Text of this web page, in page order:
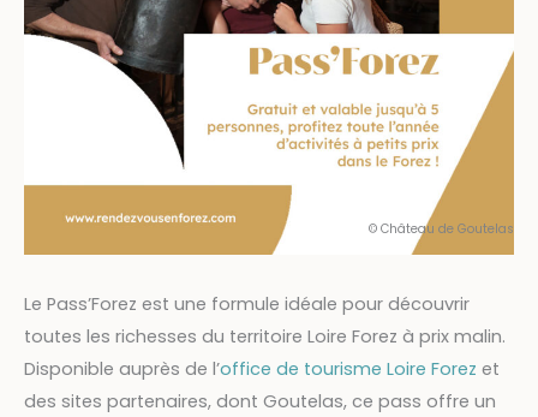
© Château de Goutelas
Le Pass’Forez est une formule idéale pour découvrir
toutes les richesses du territoire Loire Forez à prix malin.
Disponible auprès de l’office de tourisme Loire Forez et
des sites partenaires, dont Goutelas, ce pass offre un